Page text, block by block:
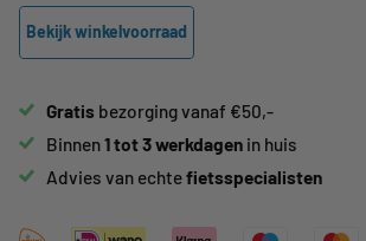
Bekijk winkelvoorraad
Gratis bezorging vanaf €50,-
Binnen1 tot 3 werkdagen in huis
Advies van echtefietsspecialisten